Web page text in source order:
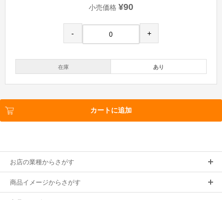
小売価格 ¥90
- +
在庫 あり
カートに追加
お店の業種からさがす
商品イメージからさがす